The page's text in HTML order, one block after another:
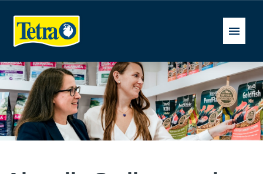
Deutsch
Stellenangebote